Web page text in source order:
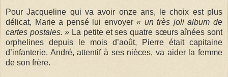
Pour Jacqueline qui va avoir onze ans, le choix est plus
délicat, Marie a pensé lui envoyer« un très joli album de
cartes postales. » La petite et ses quatre sœurs aînées sont
orphelines depuis le mois d’août, Pierre était capitaine
d’infanterie. André, attentif à ses nièces, va aider la femme
de son frère.